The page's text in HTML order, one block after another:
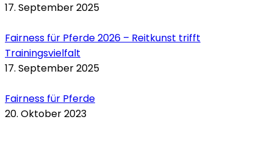
17. September 2025
Fairness für Pferde 2026 – Reitkunst trifft
Trainingsvielfalt
17. September 2025
Fairness für Pferde
20. Oktober 2023